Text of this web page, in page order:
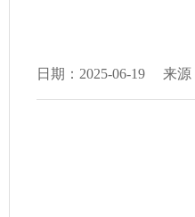
日期：2025-06-19 来源